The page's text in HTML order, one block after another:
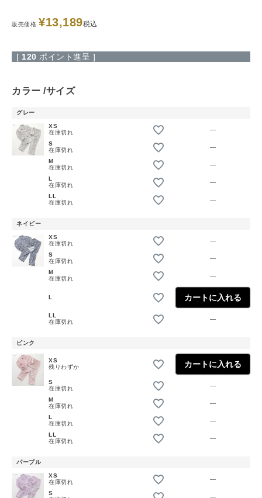
販売価格 ¥13,189税込
[ 120 ポイント進呈 ]
カラー サイズ
グレー
XS
在庫切れ
—
S
在庫切れ
—
M
在庫切れ
—
L
在庫切れ
—
LL
在庫切れ
—
ネイビー
XS
在庫切れ
—
S
在庫切れ
—
M
在庫切れ
—
L カートに入れる
LL
在庫切れ
—
ピンク
XS
残りわずか
カートに入れる
S
在庫切れ
—
M
在庫切れ
—
L
在庫切れ
—
LL
在庫切れ
—
パープル
XS
在庫切れ
—
S
—